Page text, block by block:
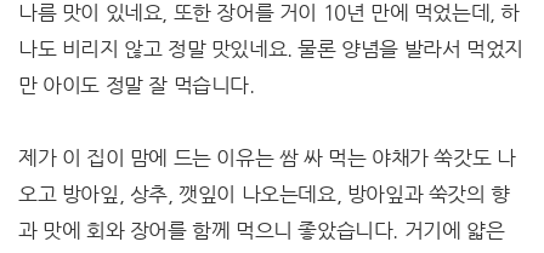
나름 맛이 있네요, 또한 장어를 거이 10년 만에 먹었는데, 하
나도 비리지 않고 정말 맛있네요. 물론 양념을 발라서 먹었지
만 아이도 정말 잘 먹습니다.
제가 이 집이 맘에 드는 이유는 쌈 싸 먹는 야채가 쑥갓도 나
오고 방아잎, 상추, 깻잎이 나오는데요, 방아잎과 쑥갓의 향
과 맛에 회와 장어를 함께 먹으니 좋았습니다. 거기에 얇은